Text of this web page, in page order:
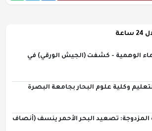
الوهمية - كشفت (الجيش الورقي) في
وكلية علوم البحار بجامعة البصرة
المزدوجة: تصعيد البحر الأحمر ينسف (أنصاف